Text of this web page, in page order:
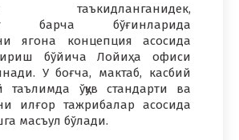
таъкидланганидек,
барча бўғинларида
ягона концепция асосида
бўйича Лойиҳа офиси
У боғча, мактаб, касбий
ўқув стандарти ва
илғор тажрибалар асосида
масъул бўлади.